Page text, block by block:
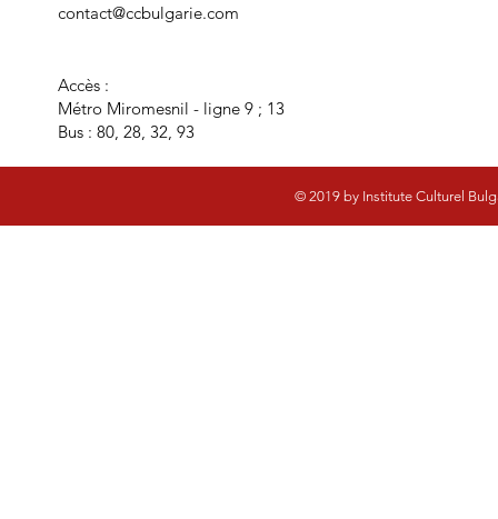
contact@ccbulgarie.com
Accès :
Métro Miromesnil - ligne 9 ; 13
​Bus : 80, 28, 32, 93
© 2019 by Institute Culturel